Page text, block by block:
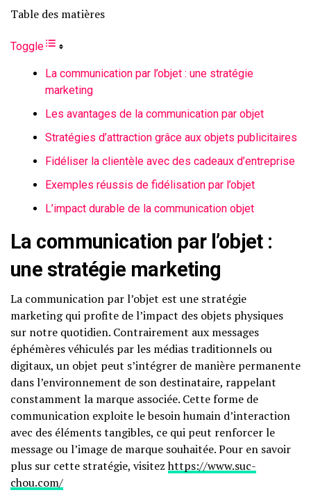
Table des matières
Toggle
La communication par l’objet : une stratégie
marketing
Les avantages de la communication par objet
Stratégies d’attraction grâce aux objets publicitaires
Fidéliser la clientèle avec des cadeaux d’entreprise
Exemples réussis de fidélisation par l’objet
L’impact durable de la communication objet
La communication par l’objet :
une stratégie marketing
La communication par l’objet est une stratégie
marketing qui profite de l’impact des objets physiques
sur notre quotidien. Contrairement aux messages
éphémères véhiculés par les médias traditionnels ou
digitaux, un objet peut s’intégrer de manière permanente
dans l’environnement de son destinataire, rappelant
constamment la marque associée. Cette forme de
communication exploite le besoin humain d’interaction
avec des éléments tangibles, ce qui peut renforcer le
message ou l’image de marque souhaitée. Pour en savoir
plus sur cette stratégie, visitezhttps://www.suc-
chou.com/